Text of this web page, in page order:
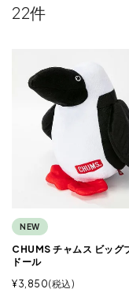
22
NEW
CHUMS チャムス ビッグ
ドール
¥3,850 税込